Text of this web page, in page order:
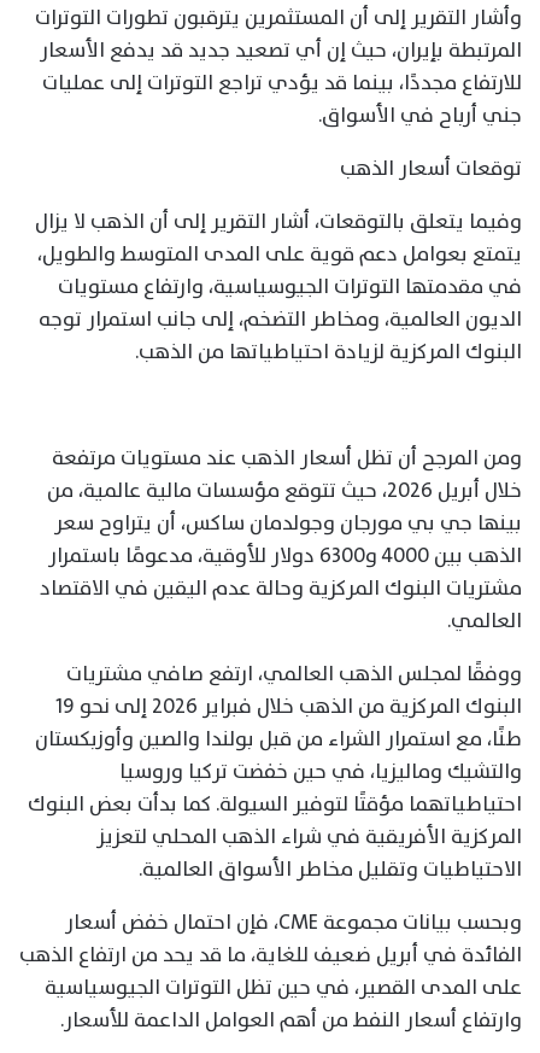
وأشار التقرير إلى أن المستثمرين يترقبون تطورات التوترات
المرتبطة بإيران، حيث إن أي تصعيد جديد قد يدفع الأسعار
للارتفاع مجددًا، بينما قد يؤدي تراجع التوترات إلى عمليات
جني أرباح في الأسواق.
توقعات أسعار الذهب
وفيما يتعلق بالتوقعات، أشار التقرير إلى أن الذهب لا يزال
يتمتع بعوامل دعم قوية على المدى المتوسط والطويل،
في مقدمتها التوترات الجيوسياسية، وارتفاع مستويات
الديون العالمية، ومخاطر التضخم، إلى جانب استمرار توجه
البنوك المركزية لزيادة احتياطياتها من الذهب.
ومن المرجح أن تظل أسعار الذهب عند مستويات مرتفعة
خلال أبريل 2026، حيث تتوقع مؤسسات مالية عالمية، من
بينها جي بي مورجان وجولدمان ساكس، أن يتراوح سعر
الذهب بين 4000 و6300 دولار للأوقية، مدعومًا باستمرار
مشتريات البنوك المركزية وحالة عدم اليقين في الاقتصاد
العالمي.
ووفقًا لمجلس الذهب العالمي، ارتفع صافي مشتريات
البنوك المركزية من الذهب خلال فبراير 2026 إلى نحو 19
طنًا، مع استمرار الشراء من قبل بولندا والصين وأوزبكستان
والتشيك وماليزيا، في حين خفضت تركيا وروسيا
احتياطياتهما مؤقتًا لتوفير السيولة. كما بدأت بعض البنوك
المركزية الأفريقية في شراء الذهب المحلي لتعزيز
الاحتياطيات وتقليل مخاطر الأسواق العالمية.
وبحسب بيانات مجموعة CME، فإن احتمال خفض أسعار
الفائدة في أبريل ضعيف للغاية، ما قد يحد من ارتفاع الذهب
على المدى القصير، في حين تظل التوترات الجيوسياسية
وارتفاع أسعار النفط من أهم العوامل الداعمة للأسعار.